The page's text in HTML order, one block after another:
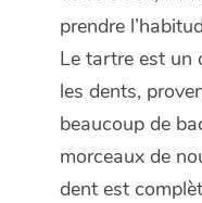
prendre
Le tartre est un
les dents,
beaucoup de
morceaux de
dent est